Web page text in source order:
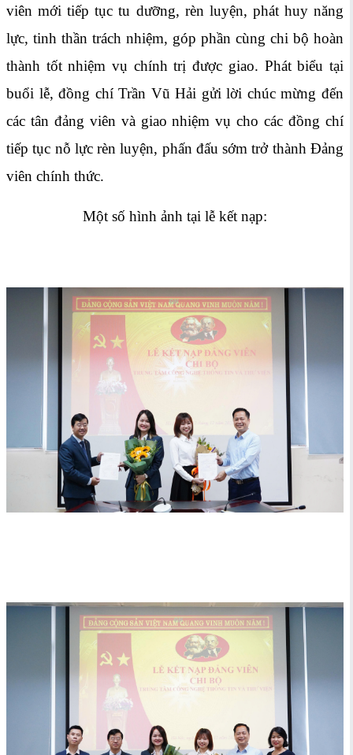
viên mới tiếp tục tu dưỡng, rèn luyện, phát huy năng
lực, tinh thần trách nhiệm, góp phần cùng chi bộ hoàn
thành tốt nhiệm vụ chính trị được giao. Phát biểu tại
buổi lễ, đồng chí Trần Vũ Hải gửi lời chúc mừng đến
các tân đảng viên và giao nhiệm vụ cho các đồng chí
tiếp tục nỗ lực rèn luyện, phấn đấu sớm trở thành Đảng
viên chính thức.
Một số hình ảnh tại lễ kết nạp: